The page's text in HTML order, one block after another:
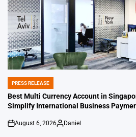
POSTED
IN
PRESS RELEASE
Best Multi Currency Account in
Simplify International Business
on
August 6, 2026
Posted
Daniel